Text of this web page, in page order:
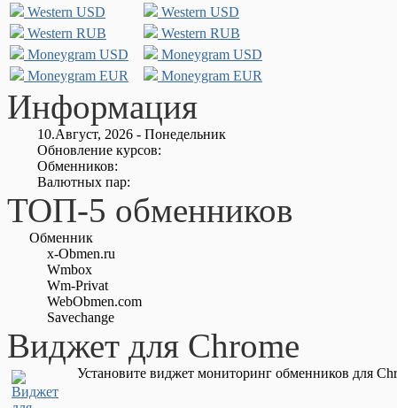
Western USD
Western USD
Western RUB
Western RUB
Moneygram USD
Moneygram USD
Moneygram EUR
Moneygram EUR
Информация
10.Август, 2026 - Понедельник
Обновление курсов:
Обменников:
Валютных пар:
ТОП-5 обменников
Обменник
x-Obmen.ru
Wmbox
Wm-Privat
WebObmen.com
Savechange
Виджет для Chrome
Установите виджет мониторинг обменников для